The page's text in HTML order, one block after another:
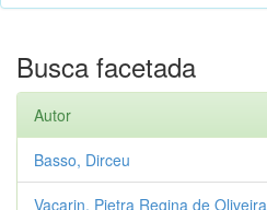
Busca facetada
Autor
Basso, Dirceu
Vacarin, Pietra Regina de Oliveira